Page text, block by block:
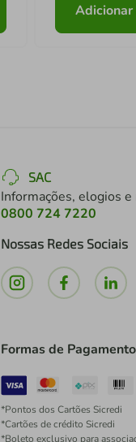
Adicionar
SAC
Informações, elogios e
0800 724 7220
Nossas Redes Sociais
Formas de Pagamento
*Pontos dos Cartões Sicredi
*Cartões de crédito Sicredi
*Boleto exclusivo para